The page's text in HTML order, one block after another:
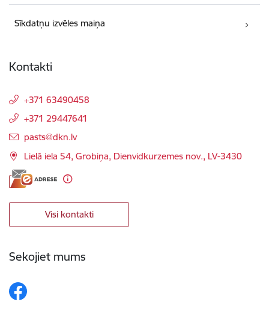
Sīkdatņu izvēles maiņa
Kontakti
+371 63490458
+371 29447641
E-pasts:
pasts@dkn.lv
Lielā iela 54, Grobiņa, Dienvidkurzemes nov., LV-3430
Visi kontakti
Sekojiet mums